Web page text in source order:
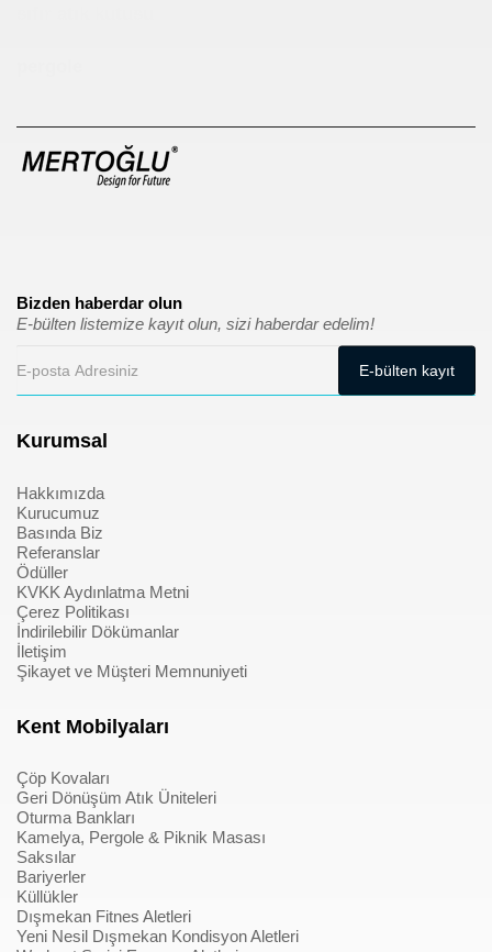
Bizden haberdar olun
E-bülten listemize kayıt olun, sizi haberdar edelim!
Kurumsal
Hakkımızda
Kurucumuz
Basında Biz
Referanslar
Ödüller
KVKK Aydınlatma Metni
Çerez Politikası
İndirilebilir Dökümanlar
İletişim
Şikayet ve Müşteri Memnuniyeti
Kent Mobilyaları
Çöp Kovaları
Geri Dönüşüm Atık Üniteleri
Oturma Bankları
Kamelya, Pergole & Piknik Masası
Saksılar
Bariyerler
Küllükler
Dışmekan Fitnes Aletleri
Yeni Nesil Dışmekan Kondisyon Aletleri